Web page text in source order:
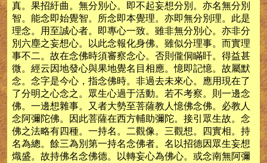
真。果招紆曲。無分別心。即不起妄想分別。亦名無分別
智。能念即始覺智。所念即本覺理。亦即無分別理。此是
理念。用至誠心者。即專心一致。雖非無分別心。亦非分
別六塵之妄想心。以此念報化身佛。雖似分理事。而實理
事不二。故在念佛時須審察念心。否則儱侗瞞盰。得益甚
微。經云因地發心與果地覺名目相應。憶即記憶。故屬默
念。念字是今心，指念佛時。非過去未來心。應用現在了
了分明之心念之。眾生心過于活動。若不考察。則一邊念
佛。一邊想雜事。又者大勢至菩薩教人憶佛念佛。必教人
念阿彌陀佛。因此菩薩在西方輔助彌陀。接引眾生故。念
佛之法略有四種。一持名。二觀像。三觀想。四實相。持
名為總。餘三為別第一持名念佛者。名以招德因眾生妄想
熾盛。故持佛名念佛德。以轉妄心為佛心。或念南無阿彌